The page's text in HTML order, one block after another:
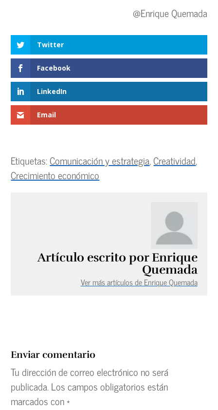
@Enrique Quemada
Twitter
Facebook
LinkedIn
Email
Etiquetas:Comunicación y estrategia,Creatividad,
Crecimiento económico
Artículo escrito por Enrique
Quemada
Ver más artículos de Enrique Quemada
Enviar comentario
Tu dirección de correo electrónico no será
publicada.Los campos obligatorios están
marcados con*